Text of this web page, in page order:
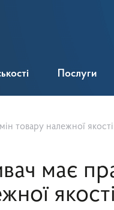
Послуги
товару належної
має